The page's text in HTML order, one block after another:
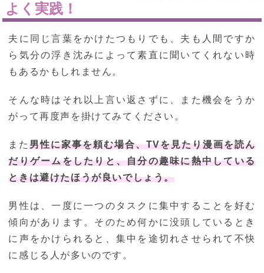
よく実践！
夫に同じ言葉をかけたつもりでも、夫も人間ですか
ら気分の浮き沈みによって素直に聞いてくれない時
もあるかもしれません。
そんな時はそれ以上言い返さずに、また機会をうか
がって再度声を掛けてみてください。
また男性に家事を頼む場合、TVを見たり漫画を読ん
だりゲームをしたりと、自分の趣味に熱中している
ときは避けたほうが良いでしょう。
男性は、一度に一つのタスクに集中することを好む
傾向があります。そのため何かに没頭しているとき
に声をかけられると、集中を途切れさせられて不快
に感じる人が多いのです。